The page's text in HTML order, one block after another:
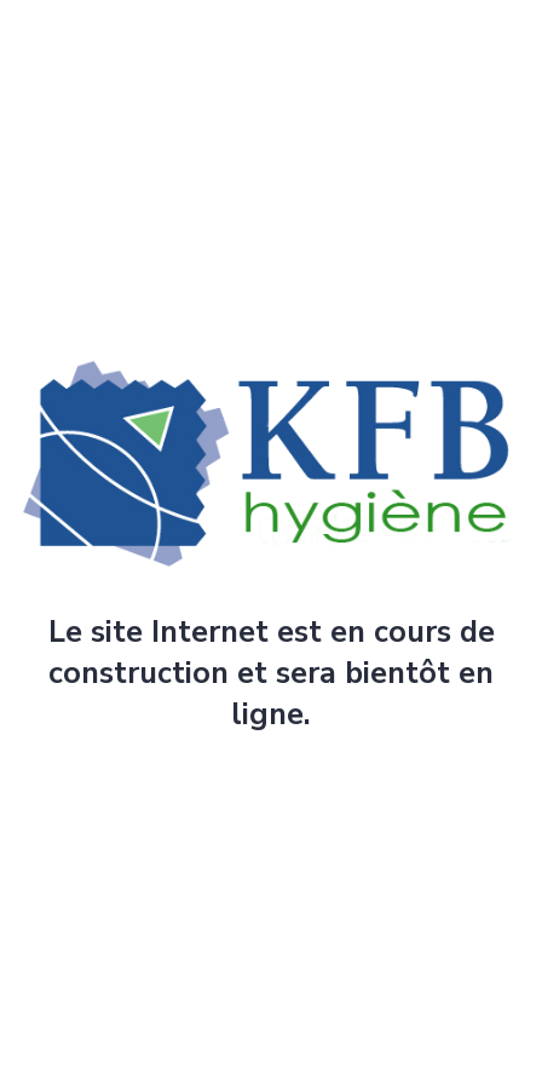
Le site Internet est en cours de
construction et sera bientôt en
ligne.